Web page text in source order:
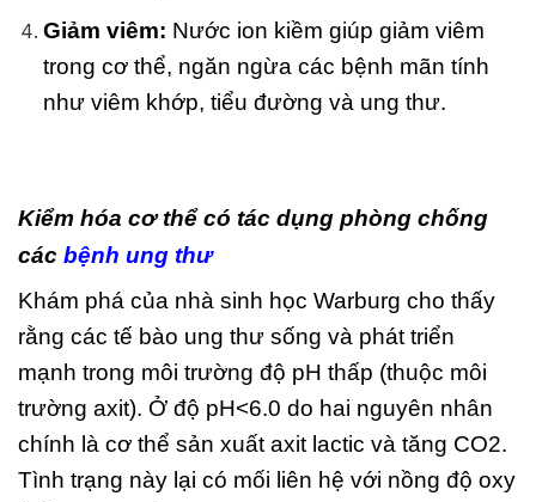
Giảm viêm: Nước ion kiềm giúp giảm viêm
trong cơ thể, ngăn ngừa các bệnh mãn tính
như viêm khớp, tiểu đường và ung thư.
Kiểm hóa cơ thể có tác dụng phòng chống
các bệnh ung thư
Khám phá của nhà sinh học Warburg cho thấy
rằng các tế bào ung thư sống và phát triển
mạnh trong môi trường độ pH thấp (thuộc môi
trường axit). Ở độ pH<6.0 do hai nguyên nhân
chính là cơ thể sản xuất axit lactic và tăng CO2.
Tình trạng này lại có mối liên hệ với nồng độ oxy